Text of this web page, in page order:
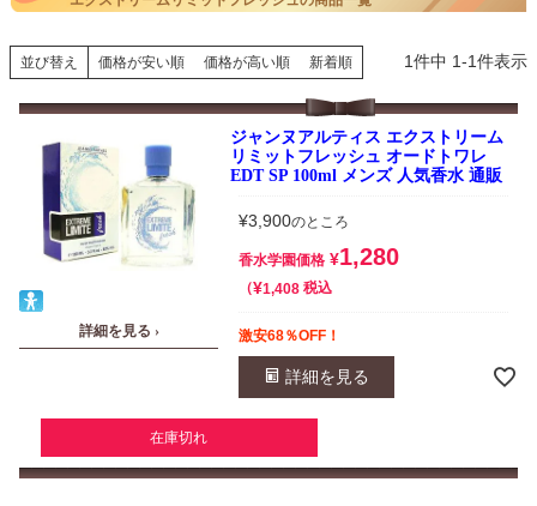
並び替え 価格が安い順 価格が高い順 新着順 1件中 1-1件表示
詳細を見る ›
ジャンヌアルティス エクストリーム
リミットフレッシュ オードトワレ
EDT SP 100ml メンズ 人気香水 通販
¥3,900のところ
香水学園価格 ¥1,280
¥1,408 税込
激安68％OFF！
詳細を見る
在庫切れ